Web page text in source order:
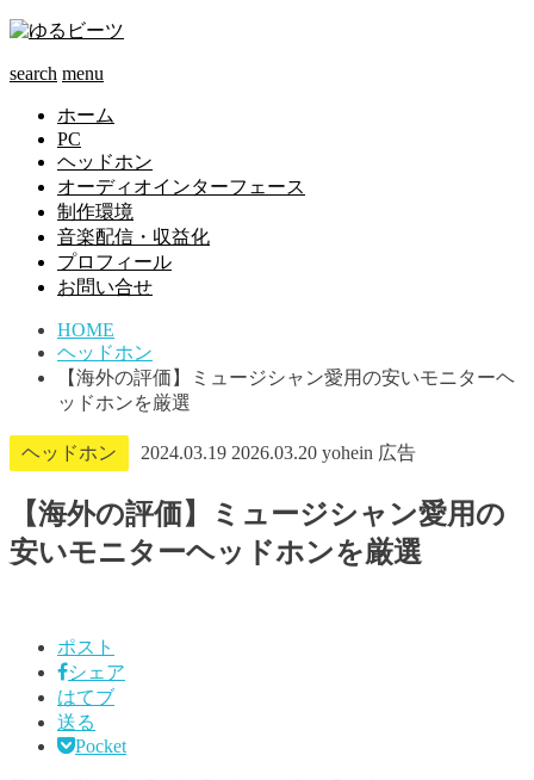
search menu
ホーム
PC
ヘッドホン
オーディオインターフェース
制作環境
音楽配信・収益化
プロフィール
お問い合せ
HOME
ヘッドホン
【海外の評価】ミュージシャン愛用の安いモニターヘ
ッドホンを厳選
ヘッドホン 2024.03.19 2026.03.20 yohein 広告
【海外の評価】ミュージシャン愛用の
安いモニターヘッドホンを厳選
ポスト
シェア
はてブ
送る
Pocket